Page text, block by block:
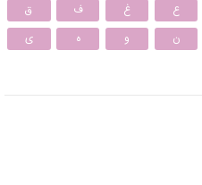
ع غ ف
ق
ن و ه ی